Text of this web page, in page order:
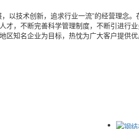
以技术创新，追求行业一流”的经营理念。
才，不断完善科学管理制度，不断引进行
区知名企业为目标，热忱为广大客户提供